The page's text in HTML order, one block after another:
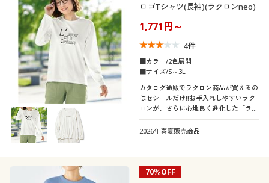
ロゴTシャツ(長袖)(ラクロンneo)
1,771円～
4件
■カラー/2色展開
■サイズ/S～3L
カタログ通販でラクロン商品が買えるの
はセシールだけ!!お手入れしやすいラク
ロンが、さらに心地良く進化した「ラク
ロン ネオ」
2026年春夏販売商品
70％OFF